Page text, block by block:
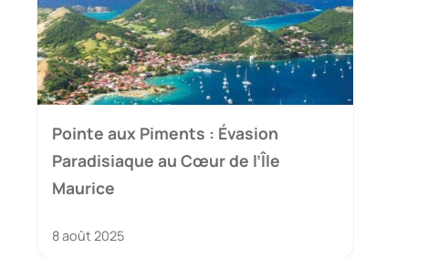
Pointe aux Piments : Évasion
Paradisiaque au Cœur de l’Île
Maurice
8 août 2025